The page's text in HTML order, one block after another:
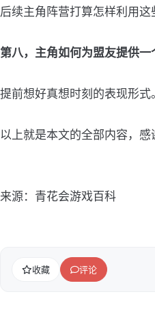
后续主角阵营打算怎样利用这
第八，主角如何为盟友提供一
提前想好真想时刻的表现形式
以上就是本文的全部内容，感
来源：青花会游戏百科
收藏 评论